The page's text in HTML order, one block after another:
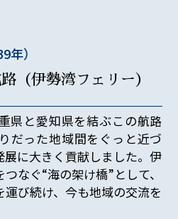
年）
（伊勢湾フェリー）
県と愛知県を結ぶこの航路
だった地域間をぐっと近づ
展に大きく貢献しました。伊
なぐ“海の架け橋”として、
び続け、今も地域の交流を